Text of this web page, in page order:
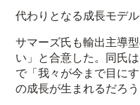
代わりとなる成長モデ
サマーズ氏も輸出主導
い」と合意した。同氏
で「我々が今まで目に
の成長が生まれるだろう